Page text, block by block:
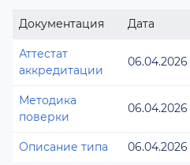
Документация Дата
Аттестат
аккредитации
06.04.2026
Методика
поверки
06.04.2026
Описание типа 06.04.2026